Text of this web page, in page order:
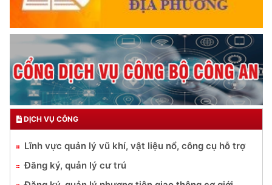
DỊCH VỤ CÔNG
Lĩnh vực quản lý vũ khí, vật liệu nổ, công cụ hỗ trợ
Đăng ký, quản lý cư trú